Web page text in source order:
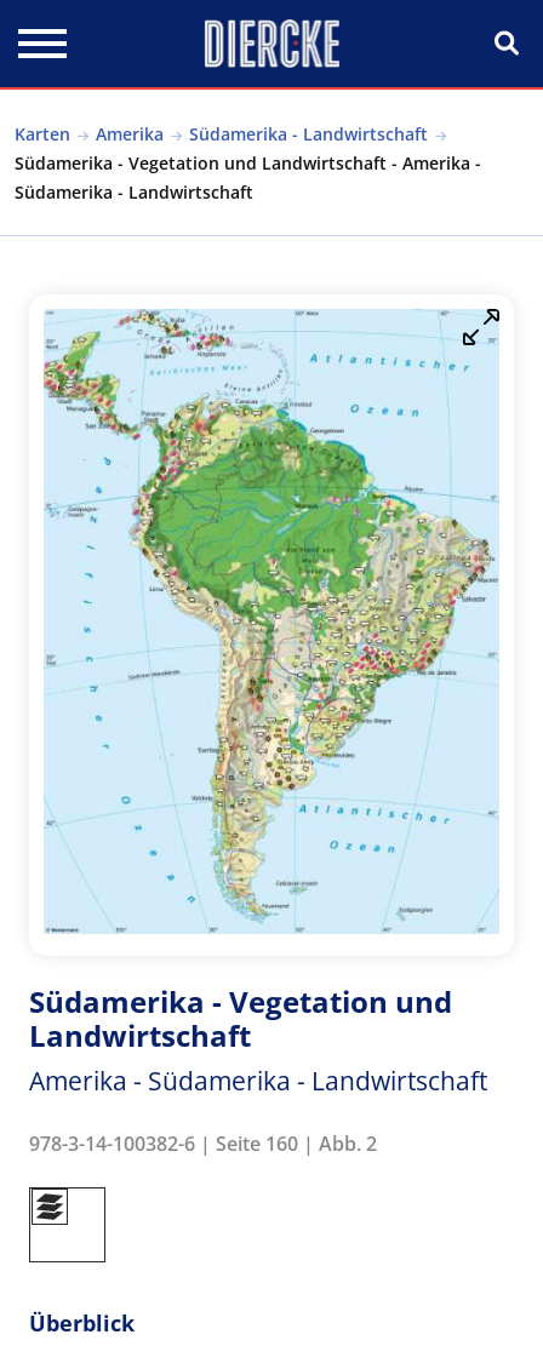
Karten Amerika
Südamerika - Landwirtschaft
Südamerika - Vegetation und Landwirtschaft - Amerika -
Südamerika - Landwirtschaft
Südamerika - Vegetation und
Landwirtschaft
Amerika - Südamerika - Landwirtschaft
978-3-14-100382-6 | Seite 160 | Abb. 2
Überblick